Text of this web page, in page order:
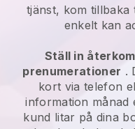
tjänst, kom tillbaka
enkelt kan
Ställ in
prenumerationer .
kort via telefon
information månad
kund litar på dina